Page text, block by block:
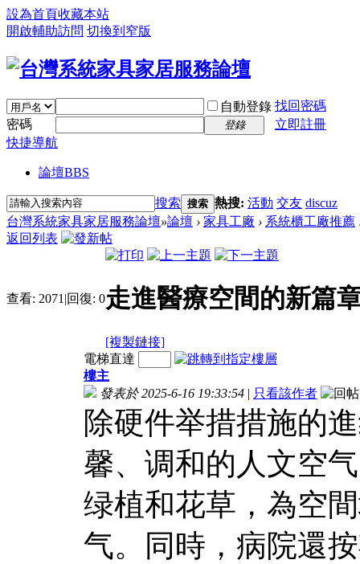
設為首頁收藏本站
開啟輔助訪問 切換到窄版
自動登錄 找回密碼
密碼
登錄
立即註冊
快捷導航
論壇BBS
搜索 搜索 熱搜: 活動 交友 discuz
台灣系統家具家居服務論壇»論壇 › 家具工廠 › 系統櫃工廠推薦
返回列表
查看: 2071 |回復: 0走進醫療空間的新篇
[複製鏈接]
電梯直達
樓主
發表於 2025-6-16 19:33:54 | 只看該作者
除硬件举措措施的
馨、调和的人文空
绿植和花草，為空
气。同時，病院還